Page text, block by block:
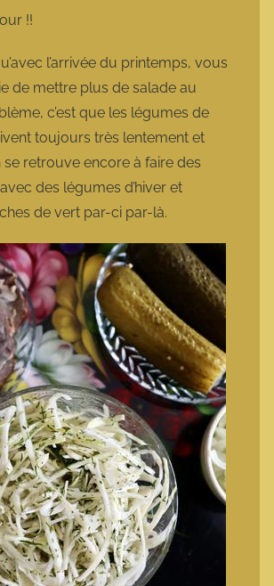
o
t
e
!!
l’arrivée du printemps, vous
de mettre plus de salade au
c’est que les légumes de
toujours très lentement et
se retrouve encore à faire des
des légumes d’hiver et
de vert par-ci par-là.